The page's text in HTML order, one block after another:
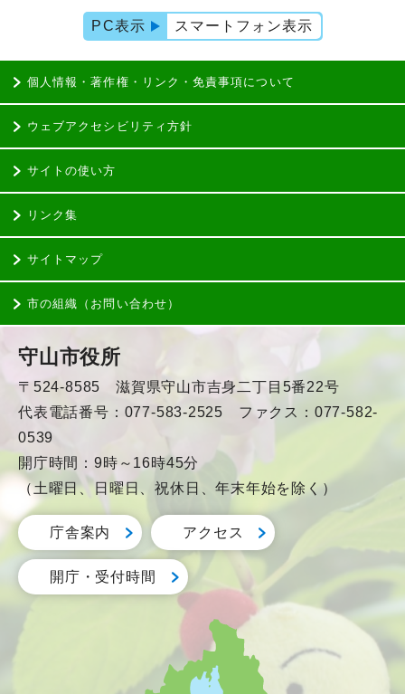
PC表示 スマートフォン表示
個人情報・著作権・リンク・免責事項について
ウェブアクセシビリティ方針
サイトの使い方
リンク集
サイトマップ
市の組織（お問い合わせ）
守山市役所
〒524-8585 滋賀県守山市吉身二丁目5番22号
代表電話番号：077-583-2525 ファクス：077-582-
0539
開庁時間：9時～16時45分
（土曜日、日曜日、祝休日、年末年始を除く）
庁舎案内 アクセス
開庁・受付時間